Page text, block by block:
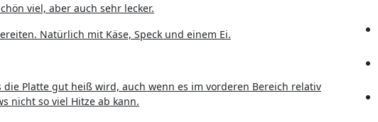
viel, aber auch sehr lecker.
Natürlich mit Käse, Speck und einem Ei.
Platte gut heiß wird, auch wenn es im vorderen Bereich relativ
nicht so viel Hitze ab kann.